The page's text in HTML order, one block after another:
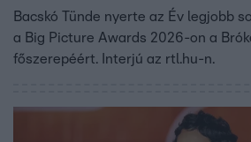
Bacskó Tünde nyerte az Év legjobb
a Big Picture Awards 2026-on a
főszerepéért. Interjú az rtl.hu-n.